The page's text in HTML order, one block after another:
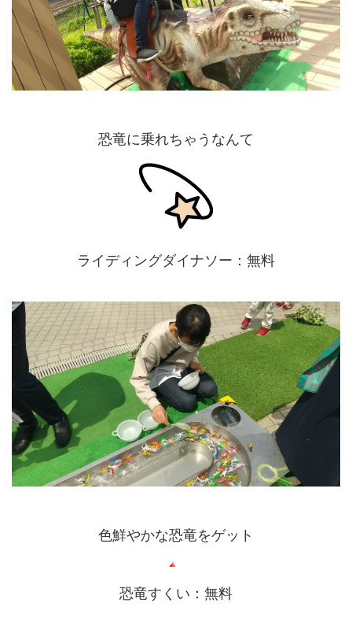
恐竜に乗れちゃうなんて
ライディングダイナソー：無料
色鮮やかな恐竜をゲット
恐竜すくい：無料